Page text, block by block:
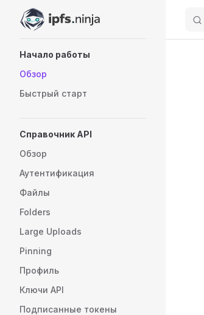
Skip to content
Начало работы
Обзор
Быстрый старт
Справочник API
Обзор
Аутентификация
Файлы
Folders
Large Uploads
Pinning
Профиль
Ключи API
Подписанные токены